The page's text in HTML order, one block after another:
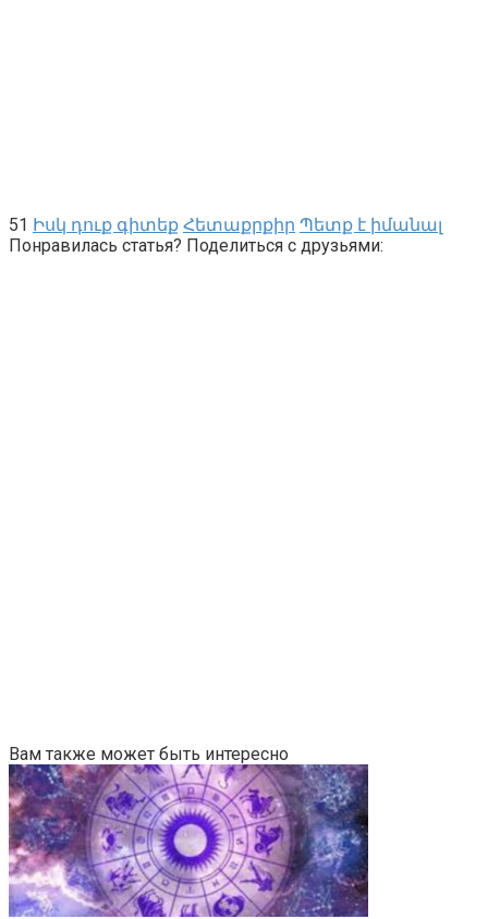
51 Իսկ դուք գիտեք Հետաքրքիր Պետք է իմանալ
Понравилась статья? Поделиться с друзьями:
Вам также может быть интересно